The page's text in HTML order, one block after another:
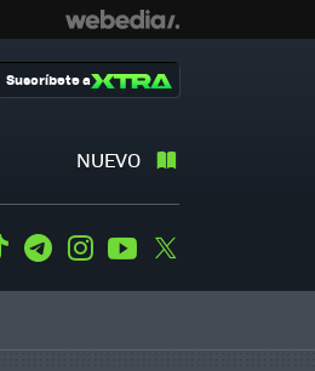
NUEVO
Suscríbete a
Tiktok TelegramInstagramYoutube